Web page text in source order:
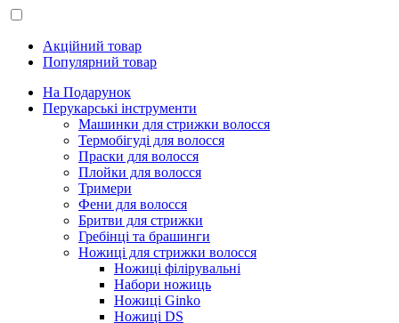
Акційний товар
Популярний товар
На Подарунок
Перукарські інструменти
Машинки для стрижки волосся
Термобігуді для волосся
Праски для волосся
Плойки для волосся
Тримери
Фени для волосся
Бритви для стрижки
Гребінці та брашинги
Ножиці для стрижки волосся
Ножиці філірувальні
Набори ножиць
Ножиці Ginko
Ножиці DS